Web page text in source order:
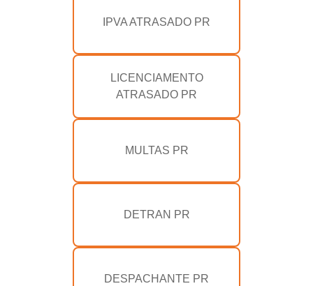
IPVA ATRASADO PR
LICENCIAMENTO
ATRASADO PR
MULTAS PR
DETRAN PR
DESPACHANTE PR